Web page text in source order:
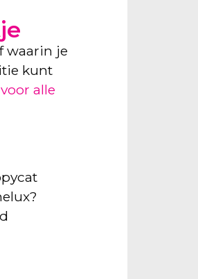
waarin je
kunt
alle